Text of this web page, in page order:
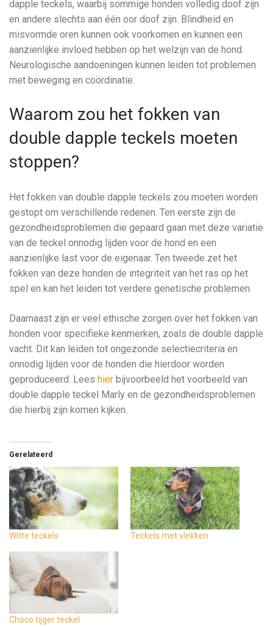
dapple teckels, waarbij sommige honden volledig doof zijn
en andere slechts aan één oor doof zijn. Blindheid en
misvormde oren kunnen ook voorkomen en kunnen een
aanzienlijke invloed hebben op het welzijn van de hond.
Neurologische aandoeningen kunnen leiden tot problemen
met beweging en coördinatie.
Waarom zou het fokken van
double dapple teckels moeten
stoppen?
Het fokken van double dapple teckels zou moeten worden
gestopt om verschillende redenen. Ten eerste zijn de
gezondheidsproblemen die gepaard gaan met deze variatie
van de teckel onnodig lijden voor de hond en een
aanzienlijke last voor de eigenaar. Ten tweede zet het
fokken van deze honden de integriteit van het ras op het
spel en kan het leiden tot verdere genetische problemen.
Daarnaast zijn er veel ethische zorgen over het fokken van
honden voor specifieke kenmerken, zoals de double dapple
vacht. Dit kan leiden tot ongezonde selectiecriteria en
onnodig lijden voor de honden die hierdoor worden
geproduceerd. Lees hier bijvoorbeeld het voorbeeld van
double dapple teckel Marly en de gezondheidsproblemen
die hierbij zijn komen kijken.
Gerelateerd
Witte teckels Teckels met vlekken
Choco tijger teckel